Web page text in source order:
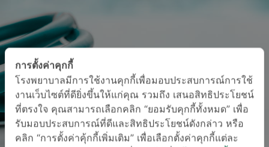
การตั้งค่าคุกกี้
โรงพยาบาลมีการใช้งานคุกกี้เพื่อมอบประสบการณ์การใช้
งานเว็บไซต์ที่ดียิ่งขึ้นให้แก่คุณ รวมถึง เสนอสิทธิประโยชน์
ที่ตรงใจ คุณสามารถเลือกคลิก “ยอมรับคุกกี้ทั้งหมด” เพื่อ
รับมอบประสบการณ์ที่ดีและสิทธิประโยชน์ดังกล่าว หรือ
คลิก “การตั้งค่าคุ้กกี้เพิ่มเติม” เพื่อเลือกตั้งค่าคุกกี้แต่ละ